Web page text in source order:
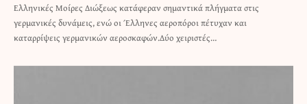
Ελληνικές Μοίρες Διώξεως κατάφεραν σημαντικά πλήγματα στις
γερμανικές δυνάμεις, ενώ οι Έλληνες αεροπόροι πέτυχαν και
καταρρίψεις γερμανικών αεροσκαφών.Δύο χειριστές…